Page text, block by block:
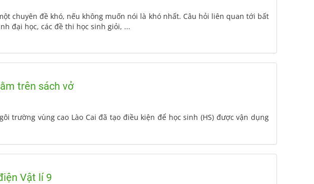
chuyên đề khó, nếu không muốn nói là khó nhất. Câu hỏi liên quan tới bất
đại học, các đề thi học sinh giỏi, ...
trên sách vở
trường vùng cao Lào Cai đã tạo điều kiện để học sinh (HS) được vận dụng
Vật lí 9